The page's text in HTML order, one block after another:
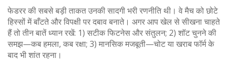
फेडरर की सबसे बड़ी ताकत उनकी सादगी भरी रणनीति थी। वे मैच को छोटे
हिस्सों में बाँटते और विपक्षी पर दबाव बनाते। अगर आप खेल से सीखना चाहते
हैं तो तीन बातें ध्यान रखें: 1) सटीक फिटनेस और संतुलन; 2) शॉट चुनने की
समझ—कब हमला, कब रक्षा; 3) मानसिक मजबूती—चोट या खराब फॉर्म के
बाद भी शांत रहना।